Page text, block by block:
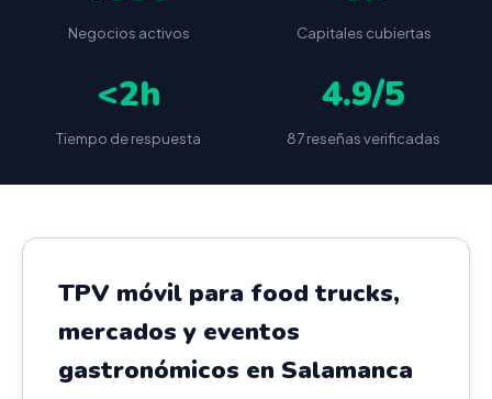
Negocios activos Capitales cubiertas
<2h
Tiempo de respuesta
4.9/5
87 reseñas verificadas
TPV móvil para food trucks,
mercados y eventos
gastronómicos en Salamanca